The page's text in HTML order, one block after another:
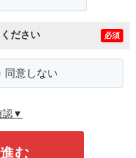
ださい 必須
同意しない
認▼